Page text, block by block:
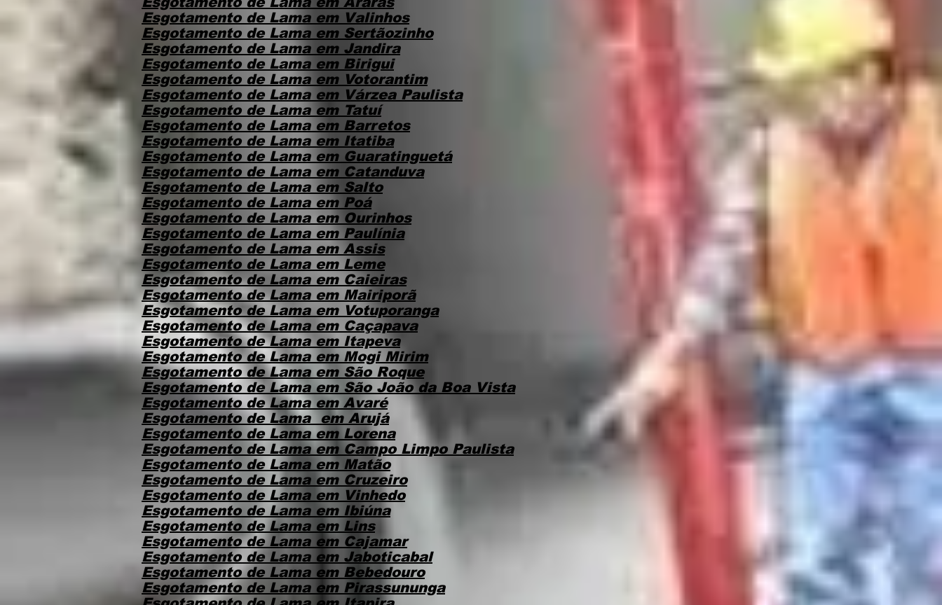
Esgotamento de Lama em Valinhos
Esgotamento de Lama em Sertãozinho
Esgotamento de Lama em Jandira
Esgotamento de Lama em Birigui
Esgotamento de Lama em Votorantim
Esgotamento de Lama em Várzea Paulista
Esgotamento de Lama em Tatuí
Esgotamento de Lama em Barretos
Esgotamento de Lama em Itatiba
Esgotamento de Lama em Guaratinguetá
Esgotamento de Lama em Catanduva
Esgotamento de Lama em Salto
Esgotamento de Lama em Poá
Esgotamento de Lama em Ourinhos
Esgotamento de Lama em Paulínia
Esgotamento de Lama em Assis
Esgotamento de Lama em Leme
Esgotamento de Lama em Caieiras
Esgotamento de Lama em Mairiporã
Esgotamento de Lama em Votuporanga
Esgotamento de Lama em Caçapava
Esgotamento de Lama em Itapeva
Esgotamento de Lama em Mogi Mirim
Esgotamento de Lama em São Roque
Esgotamento de Lama em São João da Boa Vista
Esgotamento de Lama em Avaré
Esgotamento de Lama em Arujá
Esgotamento de Lama em Lorena
Esgotamento de Lama em Campo Limpo Paulista
Esgotamento de Lama em Matão
Esgotamento de Lama em Cruzeiro
Esgotamento de Lama em Vinhedo
Esgotamento de Lama em Ibiúna
Esgotamento de Lama em Lins
Esgotamento de Lama em Cajamar
Esgotamento de Lama em Jaboticabal
Esgotamento de Lama em Bebedouro
Esgotamento de Lama em Pirassununga